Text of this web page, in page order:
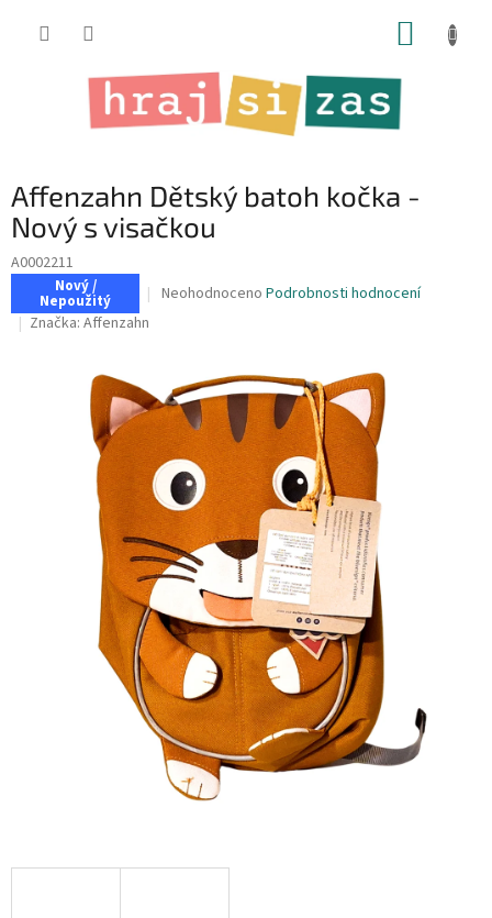
Affenzahn Dětský batoh kočka -
Nový s visačkou
A0002211
Nový /
Nepoužitý
Průměrné
z
hvězdiček.
Neohodnoceno Podrobnosti hodnocení
Značka: Affenzahn